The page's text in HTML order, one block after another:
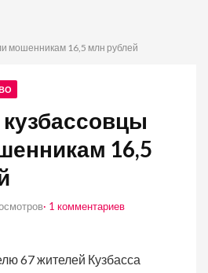
мошенникам 16,5 млн рублей
16,5
· 1 комментариев
67 жителей Кузбасса